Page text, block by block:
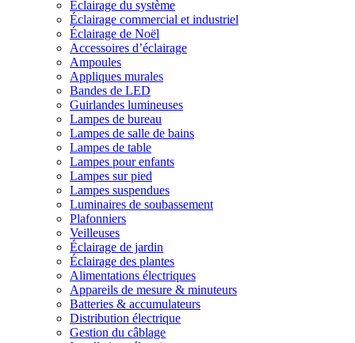
Éclairage du système
Éclairage commercial et industriel
Éclairage de Noël
Accessoires d’éclairage
Ampoules
Appliques murales
Bandes de LED
Guirlandes lumineuses
Lampes de bureau
Lampes de salle de bains
Lampes de table
Lampes pour enfants
Lampes sur pied
Lampes suspendues
Luminaires de soubassement
Plafonniers
Veilleuses
Éclairage de jardin
Éclairage des plantes
Alimentations électriques
Appareils de mesure & minuteurs
Batteries & accumulateurs
Distribution électrique
Gestion du câblage